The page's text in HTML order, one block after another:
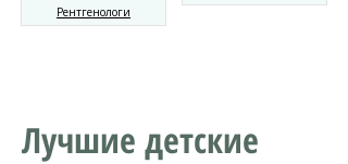
Рентгенологи
Лучшие детские